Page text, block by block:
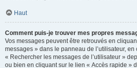
Haut
Comment puis-je trouver mes propres
Vos messages peuvent être retrouvés en
messages » dans le panneau de l’utilisateur,
« Rechercher les messages de l’utilisateur »
ou bien en cliquant sur le lien « Accès rapide »